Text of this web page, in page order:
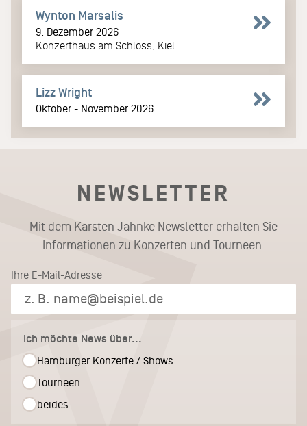
Wynton Marsalis
9. Dezember 2026
Konzerthaus am Schloss, Kiel
Lizz Wright
Oktober - November 2026
NEWSLETTER
Mit dem Karsten Jahnke Newsletter erhalten Sie
Informationen zu Konzerten und Tourneen.
Ihre E-Mail-Adresse
Ich möchte News über...
Hamburger Konzerte / Shows
Tourneen
beides